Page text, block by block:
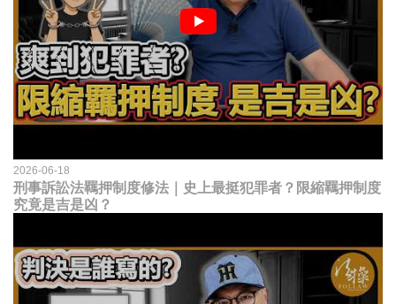
2026-06-18
刑事訴訟法羈押制度修法｜史上最挺犯罪者？限縮羈押制度
究竟是吉是凶？